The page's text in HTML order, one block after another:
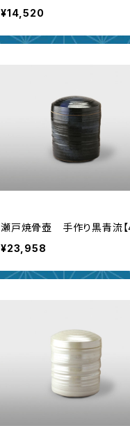
¥14,520
瀬戸焼骨壺 手作り黒青流【4
¥23,958